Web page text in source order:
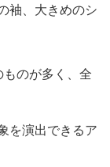
袖、大きめのシ
のが多く、全
を演出できるア